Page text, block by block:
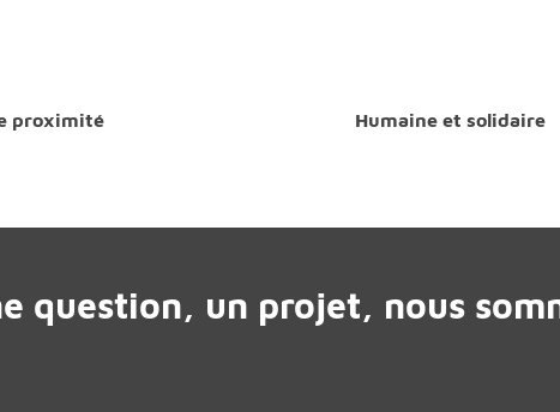
proximité Humaine et solidaire
question, un projet, nous